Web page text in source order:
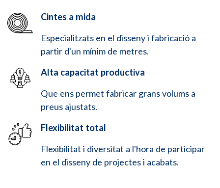
Cintes a mida
Especialitzats en el disseny i fabricació a
partir d'un mínim de metres.
Alta capacitat productiva
Que ens permet fabricar grans volums a
preus ajustats.
Flexibilitat total
Flexibilitat i diversitat a l'hora de participar
en el disseny de projectes i acabats.